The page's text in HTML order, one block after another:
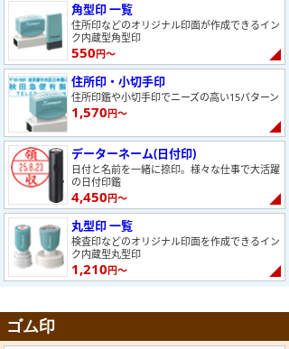
角型印 一覧
住所印などのオリジナル印面が作成できるイン
ク内蔵型角型印
550円～
住所印・小切手印
住所印鑑や小切手印でニーズの高い15パターン
1,570円～
データーネーム(日付印)
日付と名前を一緒に捺印。様々な仕事で大活躍
の日付印鑑
4,450円～
丸型印 一覧
検査印などのオリジナル印面を作成できるイン
ク内蔵型丸型印
1,210円～
ゴム印